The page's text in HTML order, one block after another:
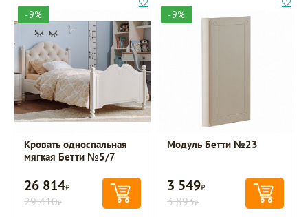
-9%
Кровать односпальная
мягкая Бетти №5/7
26 814Р
29 410Р
-9%
Модуль Бетти №23
3 549Р
3 893Р